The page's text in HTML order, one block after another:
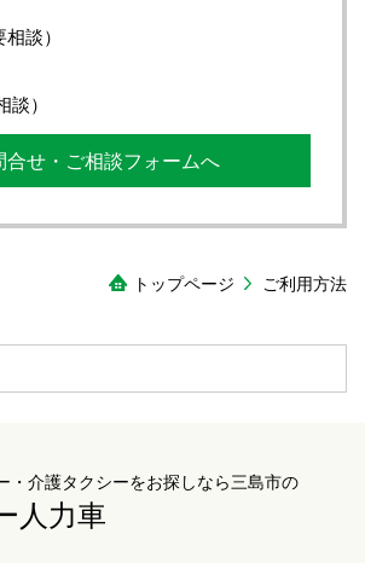
談）
）
合せ・ご相談フォームへ
トップページ ご利用方法
・介護タクシーをお探しなら三島市の
人力車